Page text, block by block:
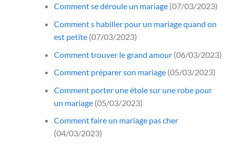
Comment se déroule un mariage(07/03/2023)
Comment s habiller pour un mariage quand on
est petite(07/03/2023)
Comment trouver le grand amour(06/03/2023)
Comment préparer son mariage(05/03/2023)
Comment porter une étole sur une robe pour
un mariage(05/03/2023)
Comment faire un mariage pas cher
(04/03/2023)